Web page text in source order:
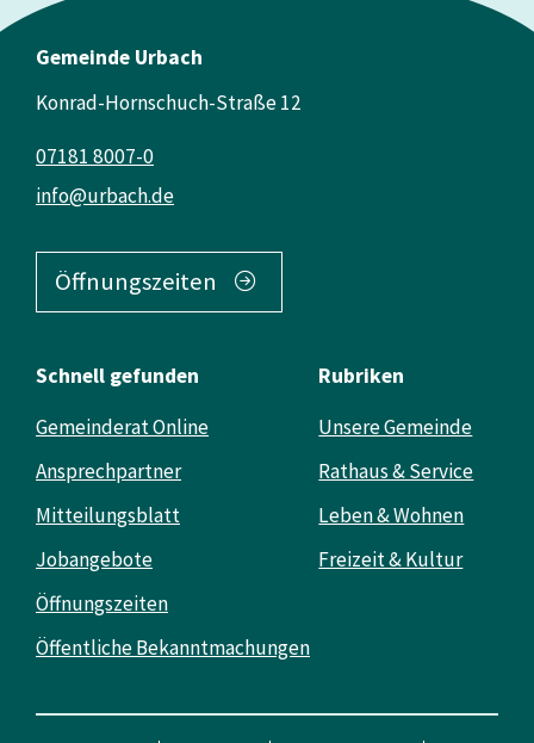
Gemeinde Urbach
Konrad-Hornschuch-Straße 12
info@urbach.de
07181 8007-0
Öffnungszeiten
Schnell gefunden
Gemeinderat Online
Ansprechpartner
Mitteilungsblatt
Jobangebote
Öffnungszeiten
Öffentliche Bekanntmachungen
Rubriken
Unsere Gemeinde
Rathaus & Service
Leben & Wohnen
Freizeit & Kultur